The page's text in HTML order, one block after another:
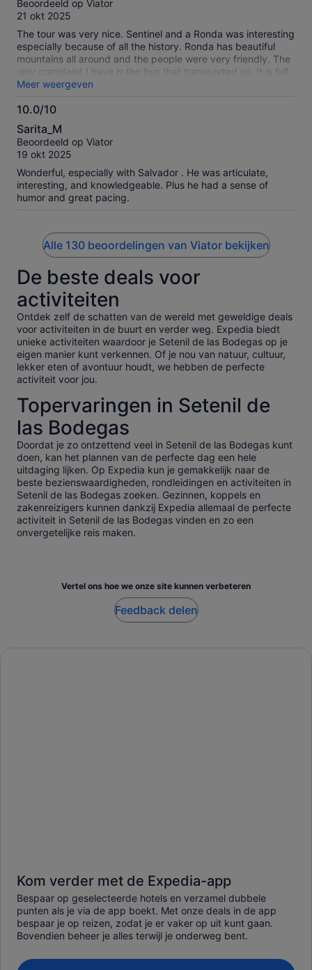
10
Beoordeeld op Viator
21 okt 2025
The tour was very nice. Sentinel and a Ronda was interesting
especially because of all the history. Ronda has beautiful
mountains all around and the people were very friendly. The
only complaint I have is the bus that transported us. It is full
bus of passengers, however from the start of the morning till
the end of the tour day, the A/C didn’t wok. Very hot on the
bus especially when the sun is shinning through the
shakes and makes noises as if it is falling apart. We have
been about in Spain for a month and all of the rest of the
tours have newer Mercedez buses with comfortable riding,
A/C and charging ports. This one is an older bus with none of
the fore mentioned. Need to find a company with better
buses for the paying public on the tours. Again as for the
tour to the places we visited it was very nice. Thank you.
Meer weergeven
10.0/10
10.0
van
10
Sarita_M
Beoordeeld op Viator
19 okt 2025
Wonderful, especially with Salvador . He was articulate,
interesting, and knowledgeable. Plus he had a sense of
humor and great pacing.
Alle 130 beoordelingen van Viator bekijken
De beste deals voor
activiteiten
Ontdek zelf de schatten van de wereld met geweldige deals
voor activiteiten in de buurt en verder weg. Expedia biedt
unieke activiteiten waardoor je Setenil de las Bodegas op je
eigen manier kunt verkennen. Of je nou van natuur, cultuur,
lekker eten of avontuur houdt, we hebben de perfecte
activiteit voor jou.
Topervaringen in Setenil de
las Bodegas
Doordat je zo ontzettend veel in Setenil de las Bodegas kunt
doen, kan het plannen van de perfecte dag een hele
uitdaging lijken. Op Expedia kun je gemakkelijk naar de
beste bezienswaardigheden, rondleidingen en activiteiten in
Setenil de las Bodegas zoeken. Gezinnen, koppels en
zakenreizigers kunnen dankzij Expedia allemaal de perfecte
activiteit in Setenil de las Bodegas vinden en zo een
onvergetelijke reis maken.
Vertel ons hoe we onze site kunnen verbeteren
Feedback delen
Kom verder met de Expedia-app
Bespaar op geselecteerde hotels en verzamel dubbele
punten als je via de app boekt. Met onze deals in de app
bespaar je op reizen, zodat je er vaker op uit kunt gaan.
Bovendien beheer je alles terwijl je onderweg bent.